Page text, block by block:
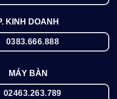
KINH DOANH
0383.666.888
MÁY BÀN
02463.263.789